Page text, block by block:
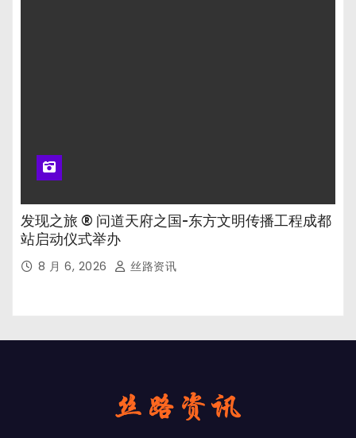
发现之旅 ® 问道天府之国-东方文明传播工程成都
站启动仪式举办
8 月 6, 2026 丝路资讯